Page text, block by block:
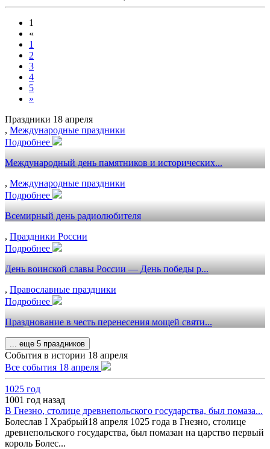
1
«
1
2
3
4
5
»
Праздники 18 апреля
, Международные праздники
Подробнее
Международный день памятников и исторических...
, Международные праздники
Подробнее
Всемирный день радиолюбителя
, Праздники России
Подробнее
День воинской славы России — День победы р...
, Православные праздники
Подробнее
Празднование в честь перенесения мощей святи...
... еще 5 праздников
События в истории 18 апреля
Все события 18 апреля
1025 год
1001 год назад
В Гнезно, столице древнепольского государства, был помаза...
Болеслав I Храбрый18 апреля 1025 года в Гнезно, столице
древнепольского государства, был помазан на царство первый
король Болес...